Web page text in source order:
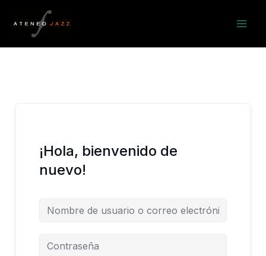
contenido
¡Hola, bienvenido de
nuevo!